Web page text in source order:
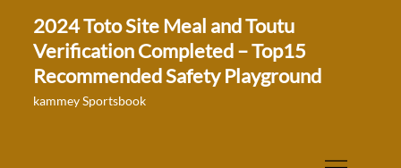
content
2024 Toto Site Meal and Toutu
Verification Completed – Top15
Recommended Safety Playground
kammey Sportsbook